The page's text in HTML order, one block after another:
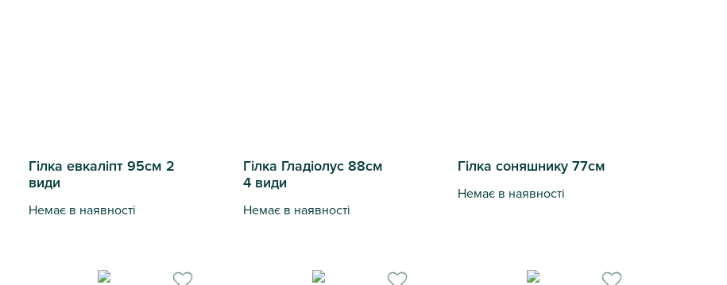
Гілка евкаліпт 95см 2
види
Немає в наявності
Гілка Гладіолус 88см
4 види
Немає в наявності
Гілка соняшнику 77см
Немає в наявності